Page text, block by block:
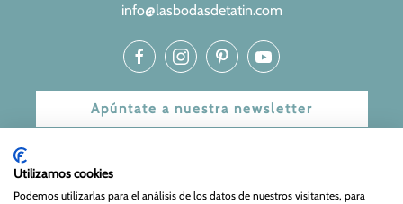
info@lasbodasdetatin.com
Apúntate a nuestra newsletter
Aviso Legal|Política de Privacidad y Cookies| Web Diseñada
Utilizamos cookies
Podemos utilizarlas para el análisis de los datos de nuestros visitantes, para